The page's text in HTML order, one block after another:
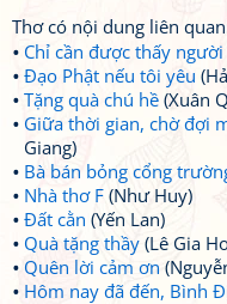
Thơ có nội dung liên
Chỉ cần được thấy
Đạo Phật nếu tôi yêu
Tặng quà chú hề (Xuân
Giữa thời gian, chờ đợi
Giang)
Bà bán bỏng cổng
Nhà thơ F (Như Huy)
Đất cằn (Yến Lan)
Quà tặng thầy (Lê Gia
Quên lời cảm ơn
Hôm nay đã đến, Bình